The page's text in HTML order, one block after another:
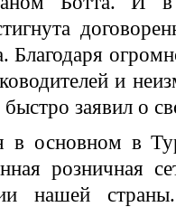
Благодаря
и
заявил о
в основном в
розничная
нашей